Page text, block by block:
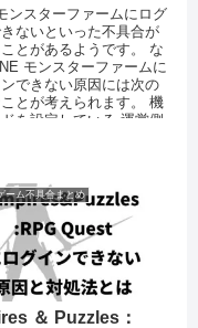
ンスターファームにログ
ないといった不具合が
とがあるようです。 な
モンスターファームに
できない原因には次の
とが考えられます。 機
を設定している 運営側
ーム不具合まとめ
＆ Puzzles：